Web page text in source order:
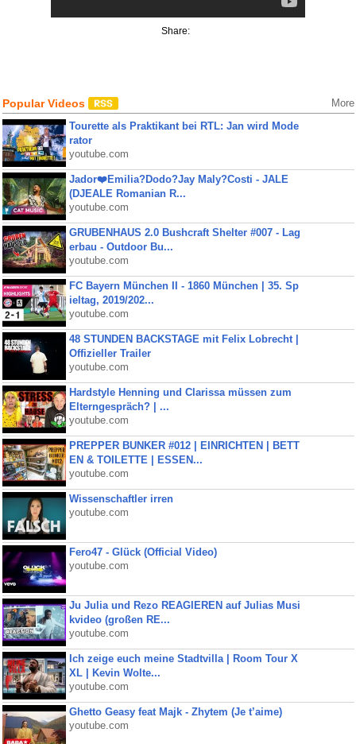
Share:
Popular Videos More
Tourette als Praktikant bei RTL: Jan wird Mode
rator
youtube.com
Jador❤️Emilia?Dodo?Jay Maly?Costi - JALE
(DJEALE Romanian R...
youtube.com
GRUBENHAUS 2.0 Bushcraft Shelter #007 - Lag
erbau - Outdoor Bu...
youtube.com
FC Bayern München II - 1860 München | 35. Sp
ieltag, 2019/202...
youtube.com
48 STUNDEN BACKSTAGE mit Felix Lobrecht |
Offizieller Trailer
youtube.com
Hardstyle Henning und Clarissa müssen zum
Elterngespräch? | ...
youtube.com
PREPPER BUNKER #012 | EINRICHTEN | BETT
EN & TOILETTE | ESSEN...
youtube.com
Wissenschaftler irren
youtube.com
Fero47 - Glück (Official Video)
youtube.com
Ju Julia und Rezo REAGIEREN auf Julias Musi
kvideo (großen RE...
youtube.com
Ich zeige euch meine Stadtvilla | Room Tour X
XL | Kevin Wolte...
youtube.com
Ghetto Geasy feat Majk - Zhytem (Je t’aime)
youtube.com